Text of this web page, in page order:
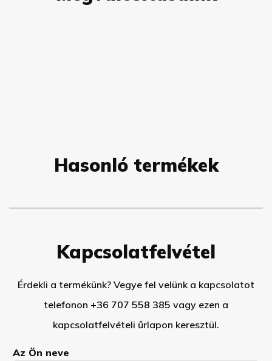
Hasonló termékek
Kapcsolatfelvétel
Érdekli a termékünk? Vegye fel velünk a kapcsolatot
telefonon +36 707 558 385 vagy ezen a
kapcsolatfelvételi űrlapon keresztül.
Az Ön neve